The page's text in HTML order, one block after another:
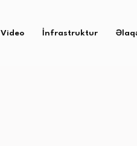
Video İnfrastruktur